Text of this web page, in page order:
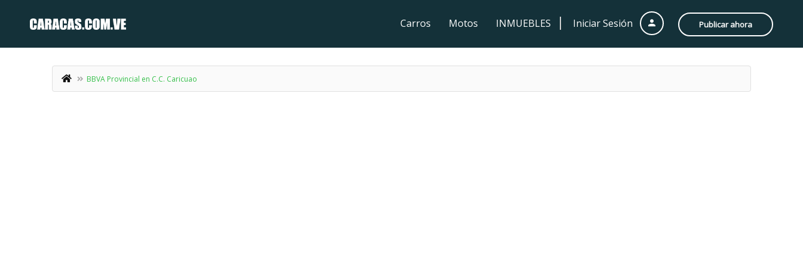
Iniciar Sesión Publicar ahora
Carros Motos INMUEBLES
BBVA Provincial en C.C. Caricuao